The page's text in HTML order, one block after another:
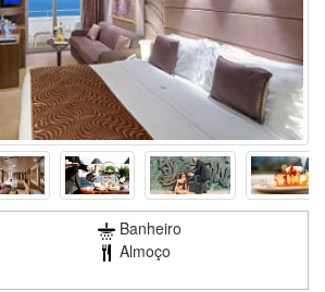
Banheiro
Almoço